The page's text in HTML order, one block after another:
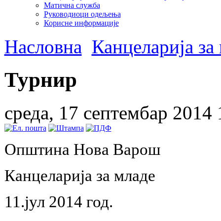
Матична служба
Руководиоци одељења
Корисне информације
Насловна Канцеларија
Турнир
среда, 17 септембар 2014
Општина Нова Варош
Канцеларија за младе
11.јул 2014 год.